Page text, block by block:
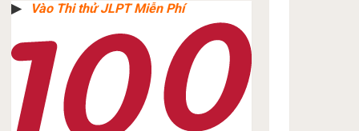
▶︎ Vào Thi thử JLPT Miễn Phí